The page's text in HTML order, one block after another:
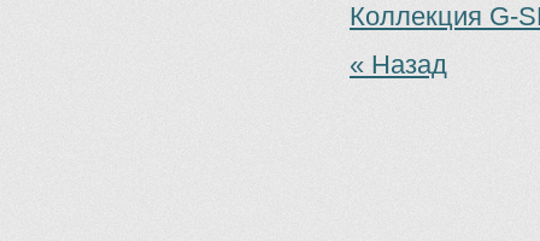
Коллекция G-
« Назад